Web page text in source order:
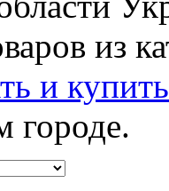
из
и